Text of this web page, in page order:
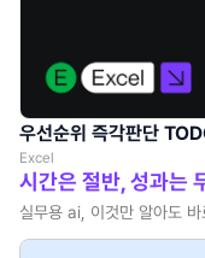
우선순위 즉각판단
Excel
시간은 절반, 성과는
실무용 ai, 이것만 알아도